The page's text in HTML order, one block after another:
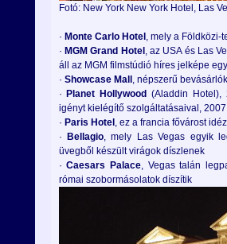
Fotó: New York New York Hotel, Las
· Monte Carlo Hotel , mely a Földközi-
· MGM Grand Hotel , az USA és Las
áll az MGM filmstúdió híres jelképe
· Showcase Mall , népszerű
· Planet Hollywood (Aladdin Hotel),
igényt kielégítő szolgáltatásaival,
· Paris Hotel , ez a francia fővárost
·
Bellagio, mely Las Vegas egyik
üvegből készült virágok díszlenek
·Caesars Palace, Vegas talán
római szobormásolatok díszítik